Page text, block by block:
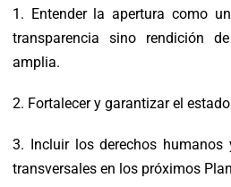
1. Entender la apertura como
transparencia sino rendición
amplia.
2. Fortalecer y garantizar el
3. Incluir los derechos
transversales en los próximos